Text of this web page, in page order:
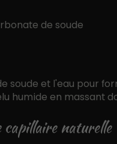
de soude
soude et l'eau pour
humide en massant
capillaire naturelle